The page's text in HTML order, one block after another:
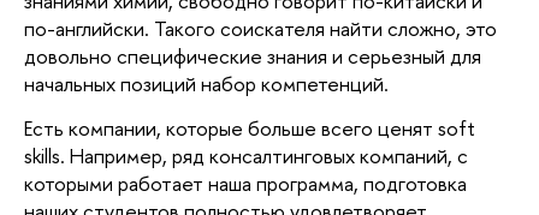
по-английски. Такого соискателя найти сложно, это
довольно специфические знания и серьезный для
начальных позиций набор компетенций.
Есть компании, которые больше всего ценят soft
skills. Например, ряд консалтинговых компаний, с
которыми работает наша программа, подготовка